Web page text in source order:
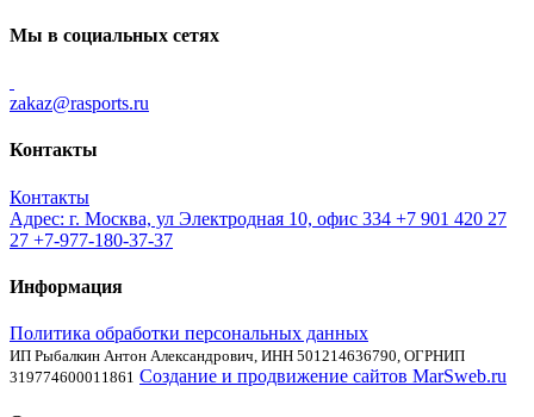
Мы в социальных сетях
zakaz@rasports.ru
Контакты
Контакты
Адрес: г. Москва, ул Электродная 10, офис 334 +7 901 420 27
27 +7-977-180-37-37
Информация
Политика обработки персональных данных
ИП Рыбалкин Антон Александрович, ИНН 501214636790, ОГРНИП
319774600011861 Создание и продвижение сайтов MarSweb.ru